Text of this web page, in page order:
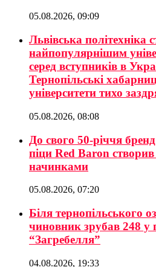
05.08.2026, 09:09
Львівська політехніка
найпопулярнішим
серед вступників в
Тернопільські
університети тихо
05.08.2026, 08:08
До свого 50-річчя
піци Red Baron створив
начинками
05.08.2026, 07:20
Біля тернопільського
чиновник зрубав 248 у
“Загребелля”
04.08.2026, 19:33